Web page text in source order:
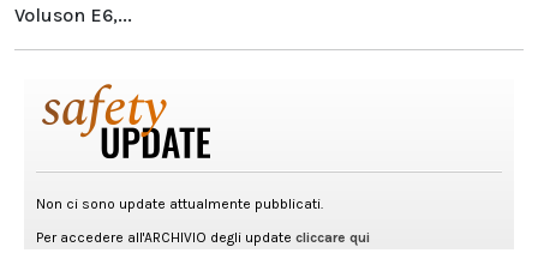
Voluson E6,...